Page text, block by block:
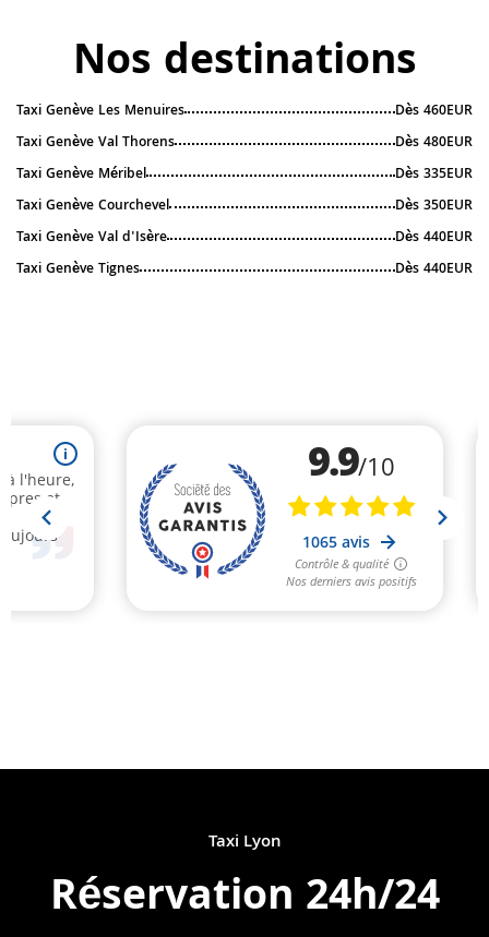
Nos destinations
Taxi Genève Les Menuires
Dès 460EUR
Taxi Genève Val Thorens
Dès 480EUR
Taxi Genève Méribel
Dès 335EUR
Taxi Genève Courchevel
Dès 350EUR
Taxi Genève Val d'Isère
Dès 440EUR
Taxi Genève Tignes
Dès 440EUR
Taxi Lyon
Réservation 24h/24